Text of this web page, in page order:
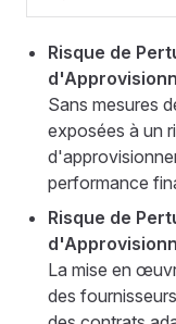
Risque de
Sans mesures
exposées à un
performance
Risque de
La mise en
des